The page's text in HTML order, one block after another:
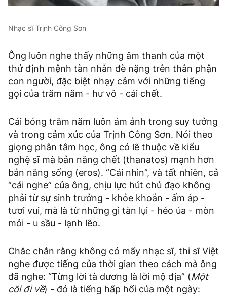
Nhạc sĩ Trịnh Công Sơn
Ông luôn nghe thấy những âm thanh của một
thứ định mệnh tàn nhẫn đè nặng trên thân phận
con người, đặc biệt nhạy cảm với những tiếng
gọi của trăm năm - hư vô - cái chết.
Cái bóng trăm năm luôn ám ảnh trong suy tưởng
và trong cảm xúc của Trịnh Công Sơn. Nói theo
giọng phân tâm học, ông có lẽ thuộc về kiểu
nghệ sĩ mà bản năng chết (thanatos) mạnh hơn
bản năng sống (eros). “Cái nhìn”, và tất nhiên, cả
“cái nghe” của ông, chịu lực hút chủ đạo không
phải từ sự sinh trưởng - khỏe khoắn - ấm áp -
tươi vui, mà là từ những gì tàn lụi - héo úa - mòn
mỏi - u sầu - lạnh lẽo.
Chắc chắn rằng không có mấy nhạc sĩ, thi sĩ Việt
nghe được tiếng của thời gian theo cách mà ông
đã nghe: “Từng lời tà dương là lời mộ địa” (Một
cõi đi về) - đó là tiếng hấp hối của một ngày: